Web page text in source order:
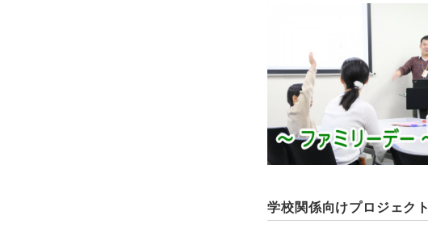
学校関係向けプロジェクト